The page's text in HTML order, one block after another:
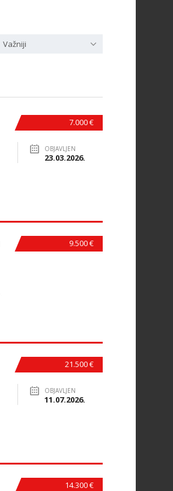
Važniji
7.000 €
OBJAVLJEN
23.03.2026.
9.500 €
21.500 €
OBJAVLJEN
11.07.2026.
14.300 €